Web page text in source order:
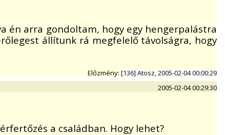
én arra gondoltam, hogy egy hengerpalástra
állítunk rá megfelelő távolságra, hogy
Előzmény: [136] Atosz, 2005-02-04 00:00:29
2005-02-04 00:29:30
a családban. Hogy lehet?